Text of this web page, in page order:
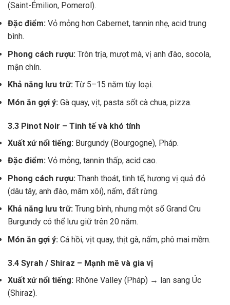
(Saint-Émilion, Pomerol).
Đặc điểm: Vỏ mỏng hơn Cabernet, tannin nhẹ, acid trung
bình.
Phong cách rượu: Tròn trịa, mượt mà, vị anh đào, socola,
mận chín.
Khả năng lưu trữ: Từ 5–15 năm tùy loại.
Món ăn gợi ý: Gà quay, vịt, pasta sốt cà chua, pizza.
3.3 Pinot Noir – Tinh tế và khó tính
Xuất xứ nổi tiếng: Burgundy (Bourgogne), Pháp.
Đặc điểm: Vỏ mỏng, tannin thấp, acid cao.
Phong cách rượu: Thanh thoát, tinh tế, hương vị quả đỏ
(dâu tây, anh đào, mâm xôi), nấm, đất rừng.
Khả năng lưu trữ: Trung bình, nhưng một số Grand Cru
Burgundy có thể lưu giữ trên 20 năm.
Món ăn gợi ý: Cá hồi, vịt quay, thịt gà, nấm, phô mai mềm.
3.4 Syrah / Shiraz – Mạnh mẽ và gia vị
Xuất xứ nổi tiếng: Rhône Valley (Pháp) → lan sang Úc
(Shiraz).